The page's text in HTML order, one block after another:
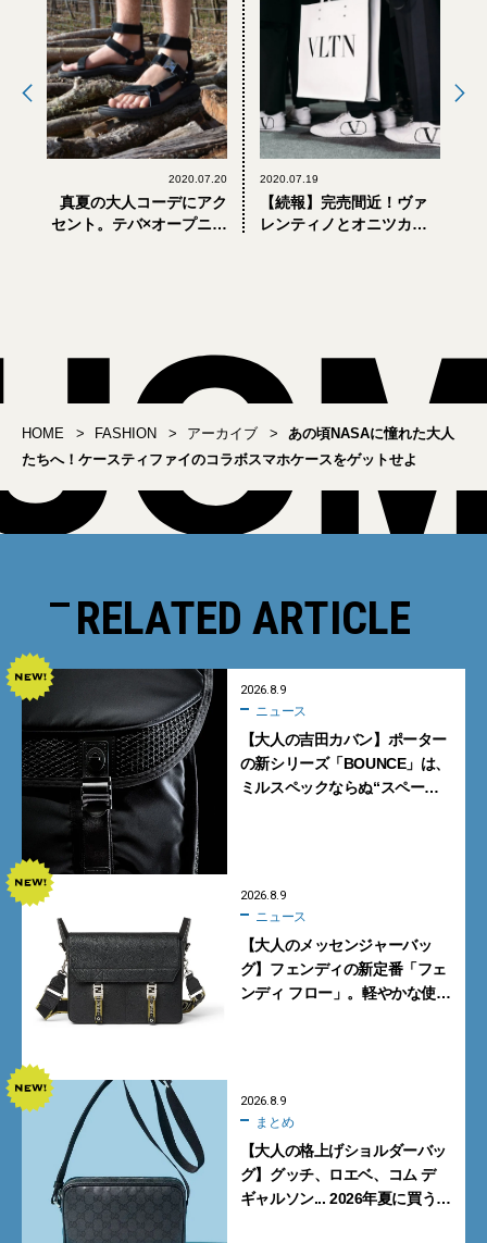
2020.07.20
真夏の大人コーデにアク
セント。テバ×オープニン
2020.07.19
【続報】完売間近！ヴァ
レンティノとオニツカタ
HOME FASHION アーカイブ
あの頃NASAに憧れた大人
たちへ！ケースティファイのコラボスマホケースをゲットせよ
RELATED ARTICLE
2026.8.9
ニュース
【大人の吉田カバン】ポーター
の新シリーズ「BOUNCE」は、
ミルスペックならぬ“スペース
2026.8.9
ニュース
【大人のメッセンジャーバッ
グ】フェンディの新定番「フェ
ンディ フロー」。軽やかな使い
2026.8.9
まとめ
【大人の格上げショルダーバッ
グ】グッチ、ロエベ、コム デ
ギャルソン... 2026年夏に買うべ